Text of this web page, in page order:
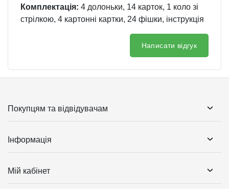
Комплектація: 4 долоньки, 14 карток, 1 коло зі
стрілкою, 4 картонні картки, 24 фішки, інструкція
Написати відгук
Покупцям та відвідувачам
Інформація
Мій кабінет